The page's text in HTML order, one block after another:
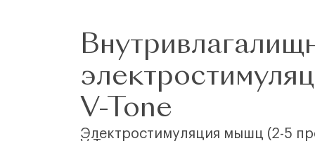
V-Tone
Электростимуляция мышц (2-5